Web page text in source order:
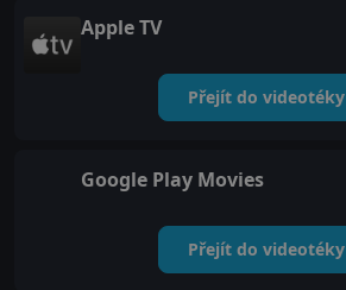
Apple TV
Přejít do videotéky
Google Play Movies
Přejít do videotéky